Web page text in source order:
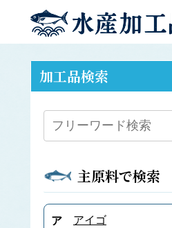
加工品検索
主原料で検索
ア
アイゴ